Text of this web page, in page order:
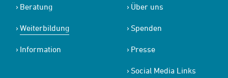
Beratung
Weiterbildung
Information
Über uns
Spenden
Presse
Social Media Links